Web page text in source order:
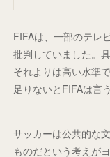
FIFAは、一部のテレ
批判していました。
それよりは高い水準
足りないとFIFAは言
サッカーは公共的な
ものだという考えが